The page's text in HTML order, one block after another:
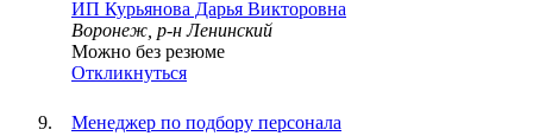
ИП Курьянова Дарья Викторовна
Воронеж, р-н Ленинский
Можно без резюме
Откликнуться
Менеджер по подбору персонала